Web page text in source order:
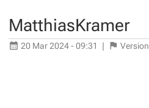
MatthiasKramer
20 Mar 2024 - 09:31 | Version